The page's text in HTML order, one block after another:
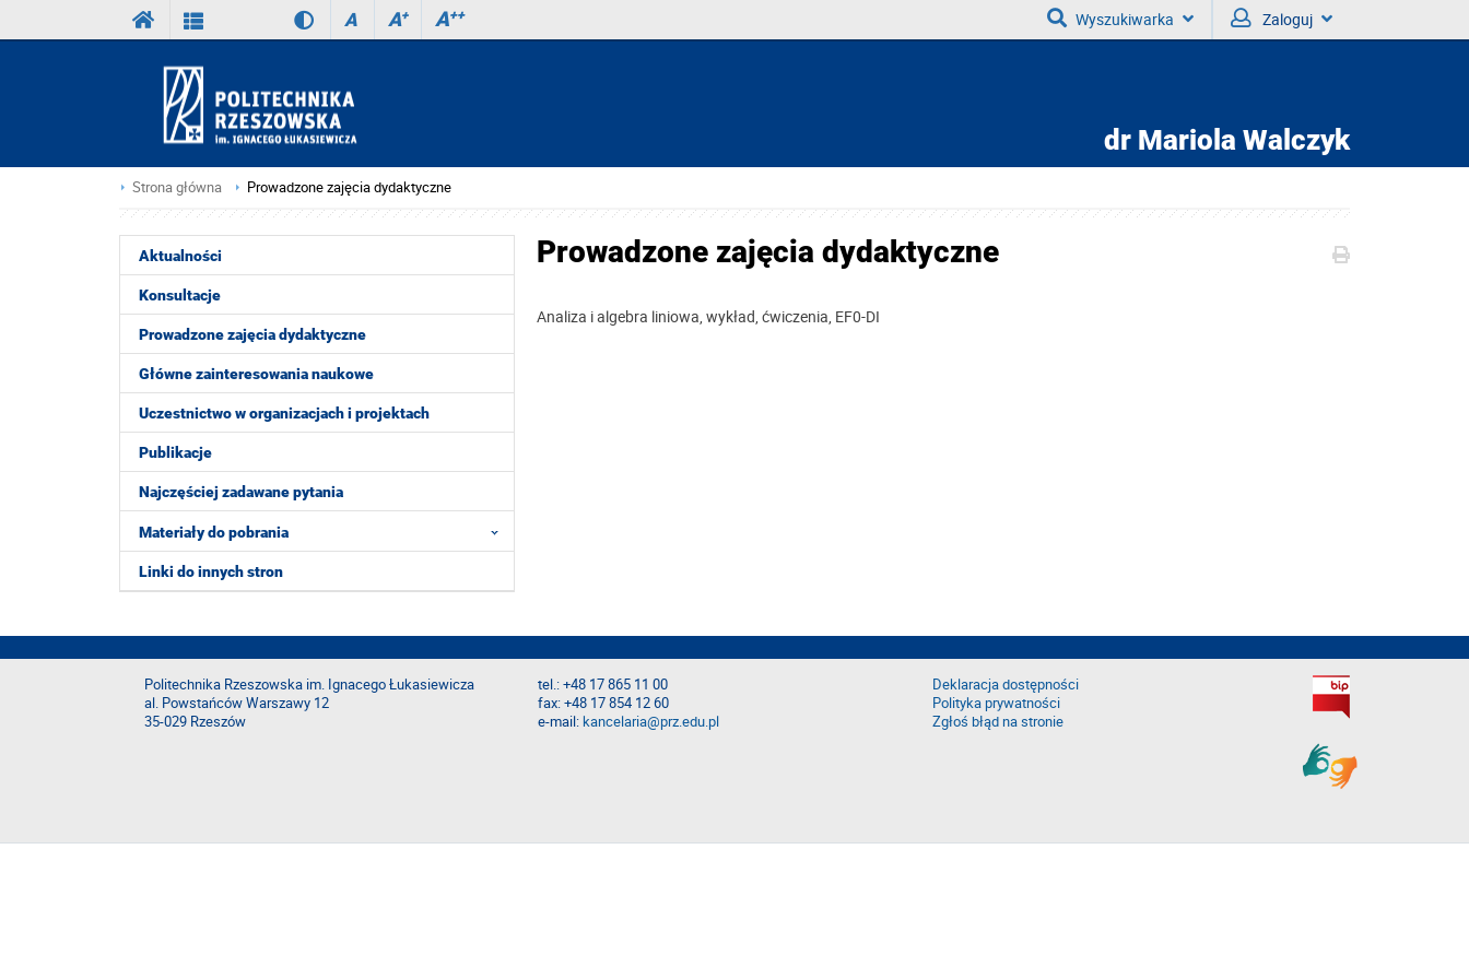
A A+ A++ Wyszukiwarka Zaloguj
dr Mariola Walczyk
Strona główna Prowadzone zajęcia dydaktyczne
Aktualności
Konsultacje
Prowadzone zajęcia dydaktyczne
Główne zainteresowania naukowe
Uczestnictwo w organizacjach i projektach
Publikacje
Najczęściej zadawane pytania
Materiały do pobrania
Linki do innych stron
Prowadzone zajęcia dydaktyczne
Analiza i algebra liniowa, wykład, ćwiczenia, EF0-DI
Politechnika Rzeszowska im. Ignacego Łukasiewicza
al. Powstańców Warszawy 12
35-029 Rzeszów
tel.: +48 17 865 11 00
fax: +48 17 854 12 60
e-mail:kancelaria@prz.edu.pl
Deklaracja dostępności
Polityka prywatności
Zgłoś błąd na stronie